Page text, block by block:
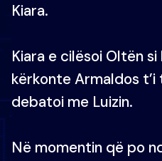
Kiara.
Kiara e cilësoi Oltën
kërkonte Armaldos
debatoi me Luizin.
Në momentin që po